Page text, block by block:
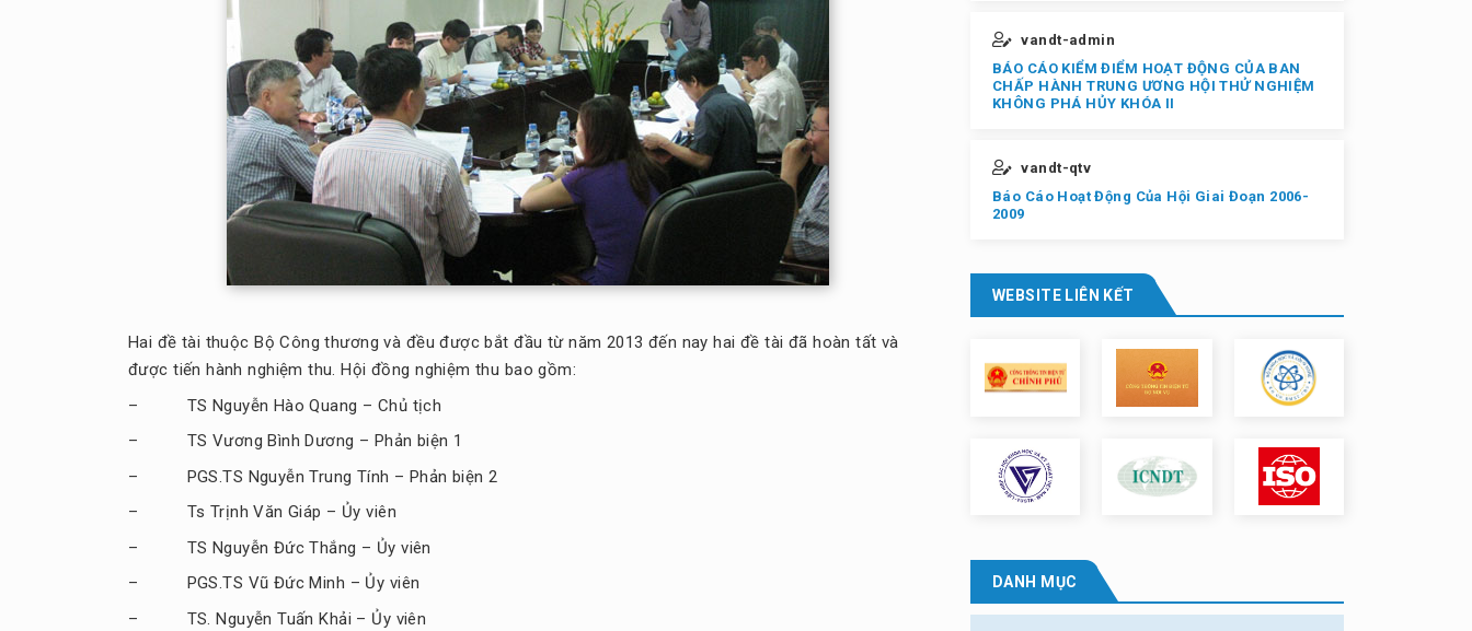
Hai đề tài thuộc Bộ Công thương và đều được bắt đầu từ năm 2013 đến nay hai đề tài đã hoàn tất và
được tiến hành nghiệm thu. Hội đồng nghiệm thu bao gồm:
– TS Nguyễn Hào Quang – Chủ tịch
– TS Vương Bình Dương – Phản biện 1
– PGS.TS Nguyễn Trung Tính – Phản biện 2
– Ts Trịnh Văn Giáp – Ủy viên
– TS Nguyễn Đức Thắng – Ủy viên
– PGS.TS Vũ Đức Minh – Ủy viên
– TS. Nguyễn Tuấn Khải – Ủy viên
vandt-admin
BÁO CÁO KIỂM ĐIỂM HOẠT ĐỘNG CỦA BAN
CHẤP HÀNH TRUNG ƯƠNG HỘI THỬ NGHIỆM
KHÔNG PHÁ HỦY KHÓA II
vandt-qtv
Báo Cáo Hoạt Động Của Hội Giai Đoạn 2006-
2009
WEBSITE LIÊN KẾT
DANH MỤC